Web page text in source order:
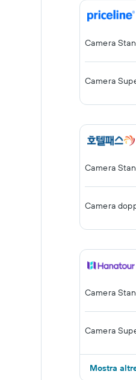
Camera
Camera
Camera
Camera
Camera
Camera
Mostra